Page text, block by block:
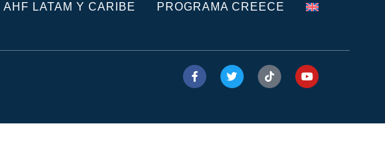
AHF LATAM Y CARIBE PROGRAMA CREECE